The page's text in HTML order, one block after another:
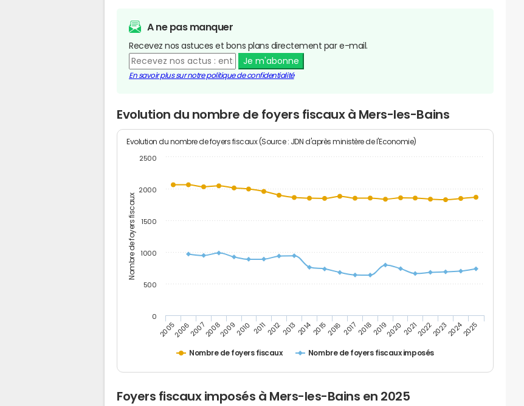
A ne pas manquer
Recevez nos astuces et bons plans directement par e-mail.
Je m'abonne
En savoir plus sur notre politique de confidentialité
Evolution du nombre de foyers fiscaux à Mers-les-Bains
Nombre de foyers fiscaux
Evolution du nombre de foyers fiscaux (Source : JDN d'après ministère de l'Economie)
Nombre de foyers fiscaux Nombre de foyers fiscaux imposés
200520062007200820092010 201120122013201420152016 201720182019202020212022202320242025
0
500
1000
1500
2000
2500
Foyers fiscaux imposés à Mers-les-Bains en 2025